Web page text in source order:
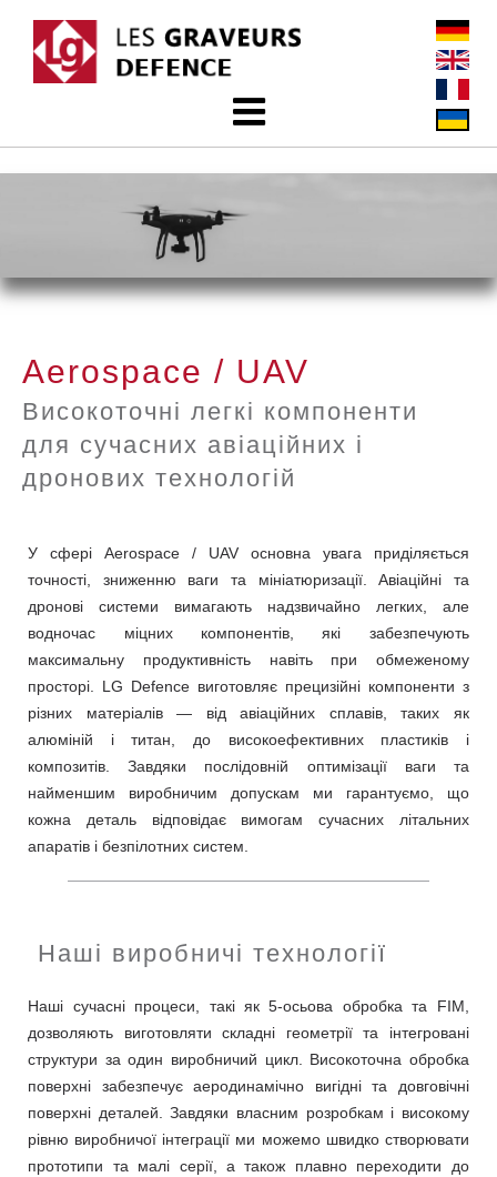
Aerospace / UAV
Високоточні легкі компоненти
для сучасних авіаційних і
дронових технологій
У сфері Aerospace / UAV основна увага приділяється
точності, зниженню ваги та мініатюризації. Авіаційні та
дронові системи вимагають надзвичайно легких, але
водночас міцних компонентів, які забезпечують
максимальну продуктивність навіть при обмеженому
просторі. LG Defence виготовляє прецизійні компоненти з
різних матеріалів — від авіаційних сплавів, таких як
алюміній і титан, до високоефективних пластиків і
композитів. Завдяки послідовній оптимізації ваги та
найменшим виробничим допускам ми гарантуємо, що
кожна деталь відповідає вимогам сучасних літальних
апаратів і безпілотних систем.
Наші виробничі технології
Наші сучасні процеси, такі як 5-осьова обробка та FIM,
дозволяють виготовляти складні геометрії та інтегровані
структури за один виробничий цикл. Високоточна обробка
поверхні забезпечує аеродинамічно вигідні та довговічні
поверхні деталей. Завдяки власним розробкам і високому
рівню виробничої інтеграції ми можемо швидко створювати
прототипи та малі серії, а також плавно переходити до